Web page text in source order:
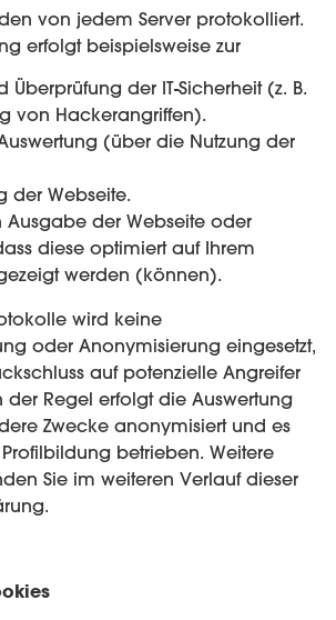
von jedem Server protokolliert.
erfolgt beispielsweise zur
Überprüfung der IT-Sicherheit (z. B.
von Hackerangriffen).
(über die Nutzung der
der Webseite.
Ausgabe der Webseite oder
diese optimiert auf Ihrem
werden (können).
wird keine
oder Anonymisierung eingesetzt,
auf potenzielle Angreifer
Regel erfolgt die Auswertung
Zwecke anonymisiert und es
betrieben. Weitere
Sie im weiteren Verlauf dieser